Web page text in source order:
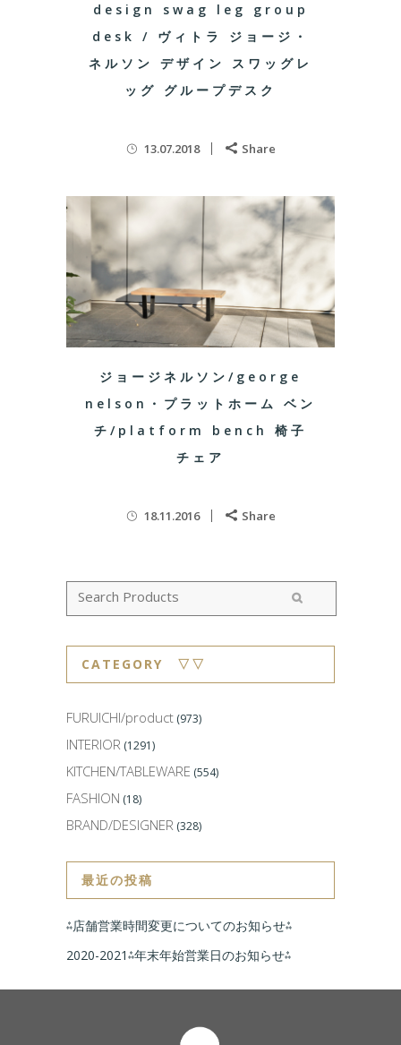
design swag leg group
desk / ヴィトラ ジョージ・
ネルソン デザイン スワッグレ
ッグ グループデスク
13.07.2018 Share
ジョージネルソン/george
nelson・プラットホーム ベン
チ/platform bench 椅子
チェア
18.11.2016 Share
CATEGORY ▽▽
FURUICHI/product (973)
INTERIOR (1291)
KITCHEN/TABLEWARE (554)
FASHION (18)
BRAND/DESIGNER (328)
最近の投稿
⁂店舗営業時間変更についてのお知らせ⁂
2020-2021⁂年末年始営業日のお知らせ⁂